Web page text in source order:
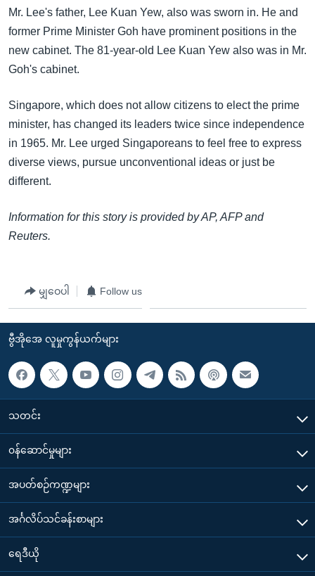
သို့
ကျော်
ရန်
ရန်
နေရာ
သို့
ကျော်
ရန်
ဗွီအိုအေ လူမှုကွန်ယက်များ
ဘာသာစကားများ
Mr. Lee's father, Lee Kuan Yew, also was sworn in. He and
former Prime Minister Goh have prominent positions in the
new cabinet. The 81-year-old Lee Kuan Yew also was in Mr.
Goh's cabinet.
Singapore, which does not allow citizens to elect the prime
minister, has changed its leaders twice since independence
in 1965. Mr. Lee urged Singaporeans to feel free to express
diverse views, pursue unconventional ideas or just be
different.
Information for this story is provided by AP, AFP and
Reuters.
မျှဝေပါ Follow us
ဗွီအိုအေ လူမှုကွန်ယက်များ
သတင်း
၀န်ဆောင်မှုများ
အပတ်စဉ်ကဏ္ဍများ
အင်္ဂလိပ်သင်ခန်းစာများ
ရေဒီယို